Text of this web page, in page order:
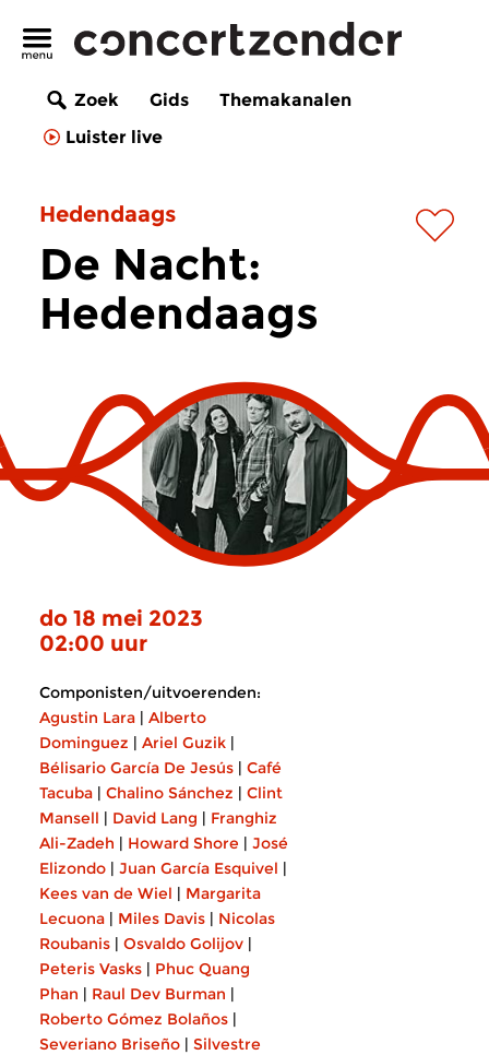
Zoek Gids
Themakanalen
Luister live
Hedendaags
De Nacht:
Hedendaags
do 18 mei 2023
02:00 uur
Componisten/uitvoerenden:
Agustin Lara | Alberto
Dominguez | Ariel Guzik |
Bélisario García De Jesús | Café
Tacuba | Chalino Sánchez | Clint
Mansell | David Lang | Franghiz
Ali-Zadeh | Howard Shore | José
Elizondo | Juan García Esquivel |
Kees van de Wiel | Margarita
Lecuona | Miles Davis | Nicolas
Roubanis | Osvaldo Golijov |
Peteris Vasks | Phuc Quang
Phan | Raul Dev Burman |
Roberto Gómez Bolaños |
Severiano Briseño | Silvestre